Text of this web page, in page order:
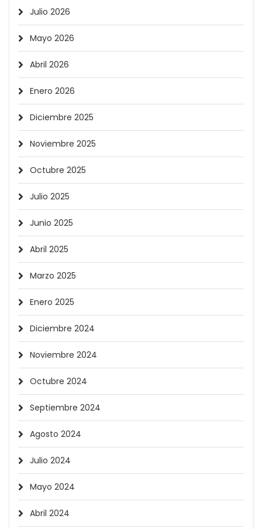
Julio 2026
Mayo 2026
Abril 2026
Enero 2026
Diciembre 2025
Noviembre 2025
Octubre 2025
Julio 2025
Junio 2025
Abril 2025
Marzo 2025
Enero 2025
Diciembre 2024
Noviembre 2024
Octubre 2024
Septiembre 2024
Agosto 2024
Julio 2024
Mayo 2024
Abril 2024